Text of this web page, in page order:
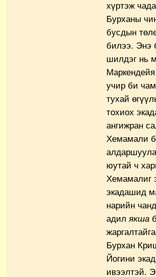
хүртэж
Бурханы
бусдын
билээ. Энэ
шилдэг нь
учир би
тухай
тохиох
ангижран
Хемамали
юутай ч
Хемамалиг
экадашид
нарийн
адил якша
Бурхан
Йогини
ивээлтэй.